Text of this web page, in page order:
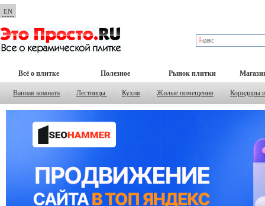
EN
Всё о плитке Полезное Рынок плитки
Ванная комната Лестницы Кухня Жилые помещения Коридоры